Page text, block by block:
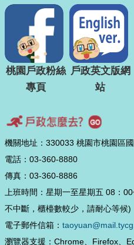
桃園戶政粉絲
專頁
戶政英文版網
站
機關地址：330033 桃園市桃園區
電話：03-360-8880
傳真：03-360-8886
上班時間：星期一至星期五 08：
不中斷，櫃檯數較少，請耐心等候)
電子郵件信箱：
瀏覽器支援：Chrome、Firefox、